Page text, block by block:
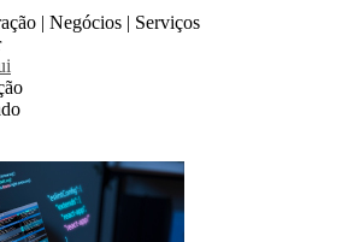
| Negócios | Serviços